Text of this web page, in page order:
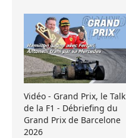
Vidéo - Grand Prix, le Talk
de la F1 - Débriefing du
Grand Prix de Barcelone
2026